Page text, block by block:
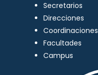
Secretarios
Direcciones
Coordinaciones
Facultades
Campus